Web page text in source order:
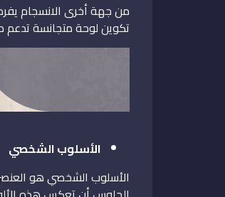
من جهة أخرى الانسجام
تكوين لوحة متجانسة تدعم
الأسلوب الشخصي
الأسلوب الشخصي هو العنصر